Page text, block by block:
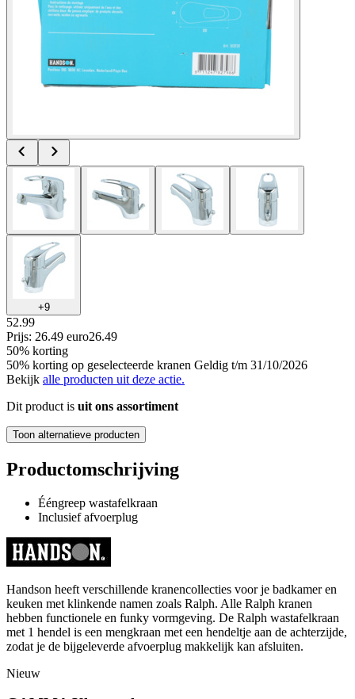
+9
52.99
Prijs: 26.49 euro26.49
50% korting
50% korting op geselecteerde kranen Geldig t/m 31/10/2026
Bekijk alle producten uit deze actie.
Dit product is uit ons assortiment
Toon alternatieve producten
Productomschrijving
Ééngreep wastafelkraan
Inclusief afvoerplug
Handson heeft verschillende kranencollecties voor je badkamer en
keuken met klinkende namen zoals Ralph. Alle Ralph kranen
hebben functionele en funky vormgeving. De Ralph wastafelkraan
met 1 hendel is een mengkraan met een hendeltje aan de achterzijde,
zodat je de bijgeleverde afvoerplug makkelijk kan afsluiten.
Nieuw